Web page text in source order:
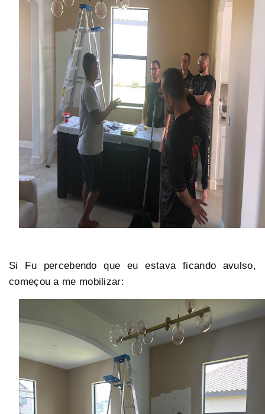
Si Fu percebendo que eu estava ficando avulso,
começou a me mobilizar: